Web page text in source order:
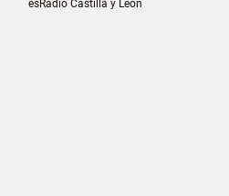
esRadio Castilla y León